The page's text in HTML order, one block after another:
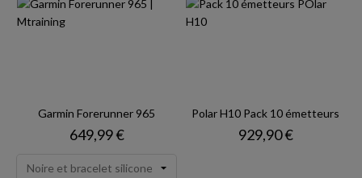
Garmin Forerunner 965
Prix
649,99 €
Polar H10 Pack 10 émetteurs
Prix
929,90 €